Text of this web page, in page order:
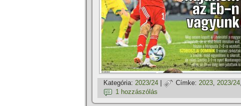
Kategória: 2023/24 Címke: 2023, 2023/24,
1 hozzászólás